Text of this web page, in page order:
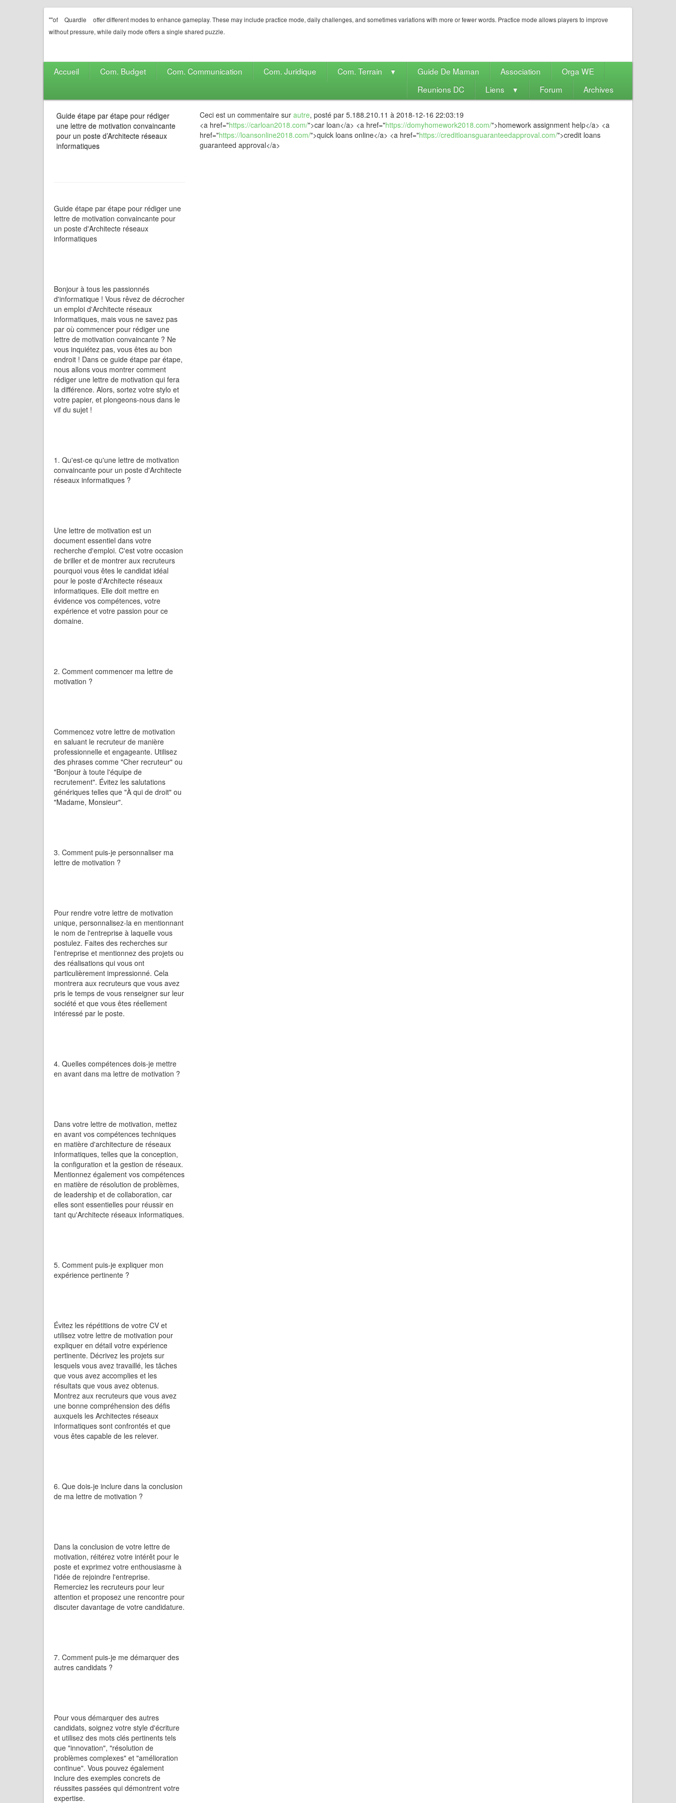
""of Quardle
offer different modes to enhance gameplay. These may include practice mode, daily challenges, and sometimes variations with more or fewer words. Practice mode allows players to improve
without pressure, while daily mode offers a single shared puzzle.
Accueil Com. Budget Com. Communication Com. Juridique Com. Terrain ▼ Guide De Maman Association
Orga WE
Reunions DC
Liens ▼ Forum Archives
Guide étape par étape pour rédiger
une lettre de motivation convaincante
pour un poste d’Architecte réseaux
informatiques
Guide étape par étape pour rédiger une
lettre de motivation convaincante pour
un poste d'Architecte réseaux
informatiques
Bonjour à tous les passionnés
d'informatique ! Vous rêvez de décrocher
un emploi d'Architecte réseaux
informatiques, mais vous ne savez pas
par où commencer pour rédiger une
lettre de motivation convaincante ? Ne
vous inquiétez pas, vous êtes au bon
endroit ! Dans ce guide étape par étape,
nous allons vous montrer comment
rédiger une lettre de motivation qui fera
la différence. Alors, sortez votre stylo et
votre papier, et plongeons-nous dans le
vif du sujet !
1. Qu'est-ce qu'une lettre de motivation
convaincante pour un poste d'Architecte
réseaux informatiques ?
Une lettre de motivation est un
document essentiel dans votre
recherche d'emploi. C'est votre occasion
de briller et de montrer aux recruteurs
pourquoi vous êtes le candidat idéal
pour le poste d'Architecte réseaux
informatiques. Elle doit mettre en
évidence vos compétences, votre
expérience et votre passion pour ce
domaine.
2. Comment commencer ma lettre de
motivation ?
Commencez votre lettre de motivation
en saluant le recruteur de manière
professionnelle et engageante. Utilisez
des phrases comme "Cher recruteur" ou
"Bonjour à toute l'équipe de
recrutement". Évitez les salutations
génériques telles que "À qui de droit" ou
"Madame, Monsieur".
3. Comment puis-je personnaliser ma
lettre de motivation ?
Pour rendre votre lettre de motivation
unique, personnalisez-la en mentionnant
le nom de l'entreprise à laquelle vous
postulez. Faites des recherches sur
l'entreprise et mentionnez des projets ou
des réalisations qui vous ont
particulièrement impressionné. Cela
montrera aux recruteurs que vous avez
pris le temps de vous renseigner sur leur
société et que vous êtes réellement
intéressé par le poste.
4. Quelles compétences dois-je mettre
en avant dans ma lettre de motivation ?
Dans votre lettre de motivation, mettez
en avant vos compétences techniques
en matière d'architecture de réseaux
informatiques, telles que la conception,
la configuration et la gestion de réseaux.
Mentionnez également vos compétences
en matière de résolution de problèmes,
de leadership et de collaboration, car
elles sont essentielles pour réussir en
tant qu'Architecte réseaux informatiques.
5. Comment puis-je expliquer mon
expérience pertinente ?
Évitez les répétitions de votre CV et
utilisez votre lettre de motivation pour
expliquer en détail votre expérience
pertinente. Décrivez les projets sur
lesquels vous avez travaillé, les tâches
que vous avez accomplies et les
résultats que vous avez obtenus.
Montrez aux recruteurs que vous avez
une bonne compréhension des défis
auxquels les Architectes réseaux
informatiques sont confrontés et que
vous êtes capable de les relever.
6. Que dois-je inclure dans la conclusion
de ma lettre de motivation ?
Dans la conclusion de votre lettre de
motivation, réitérez votre intérêt pour le
poste et exprimez votre enthousiasme à
l'idée de rejoindre l'entreprise.
Remerciez les recruteurs pour leur
attention et proposez une rencontre pour
discuter davantage de votre candidature.
7. Comment puis-je me démarquer des
autres candidats ?
Pour vous démarquer des autres
candidats, soignez votre style d'écriture
et utilisez des mots clés pertinents tels
que "innovation", "résolution de
problèmes complexes" et "amélioration
continue". Vous pouvez également
inclure des exemples concrets de
réussites passées qui démontrent votre
expertise.
Ceci est un commentaire sur autre, posté par 5.188.210.11 à 2018-12-16 22:03:19
<a href="https://carloan2018.com/">car loan</a> <a href="https://domyhomework2018.com/">homework assignment help</a> <a
href="https://loansonline2018.com/">quick loans online</a> <a href="https://creditloansguaranteedapproval.com/">credit loans
guaranteed approval</a>